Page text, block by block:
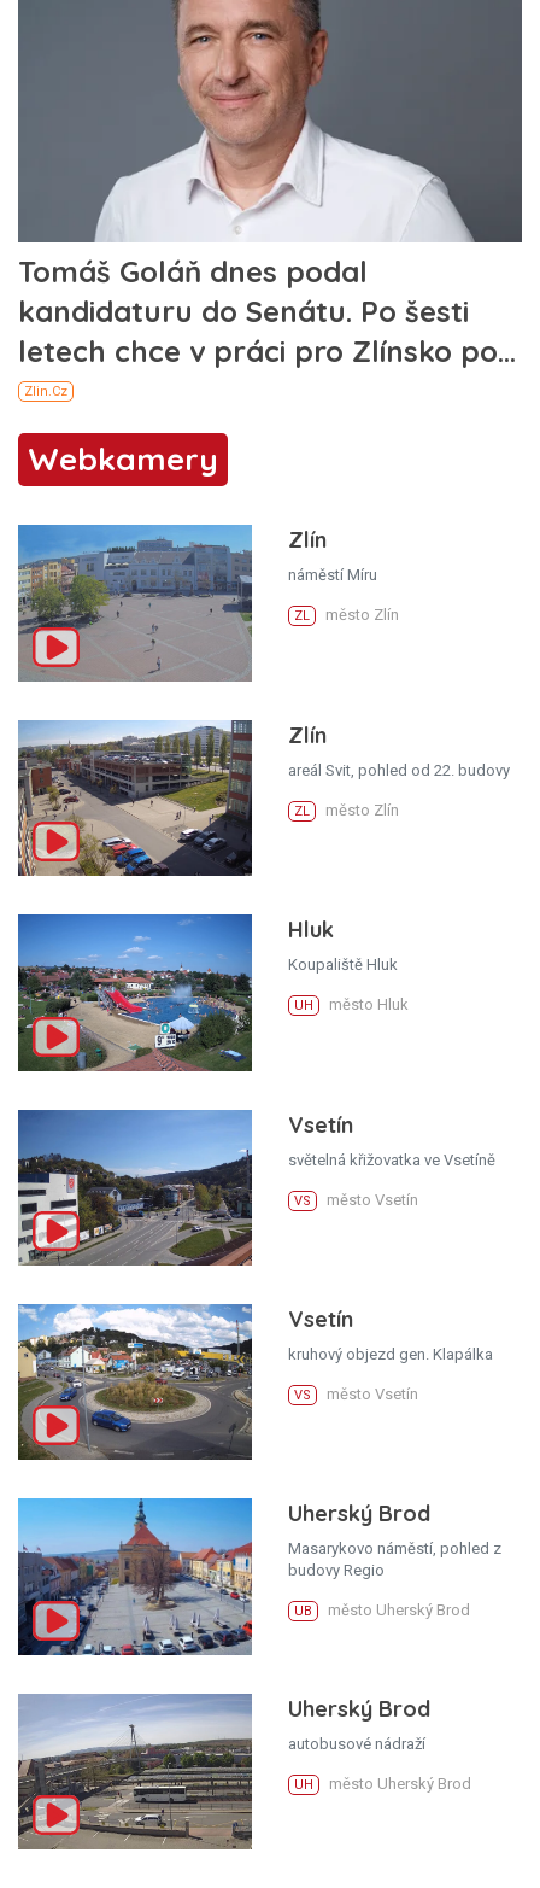
Webkamery
Zlín
náměstí Míru
ZL město Zlín
Zlín
areál Svit, pohled od 22. budovy
ZL město Zlín
Hluk
Koupaliště Hluk
UH město Hluk
Vsetín
světelná křižovatka ve Vsetíně
VS město Vsetín
Vsetín
kruhový objezd gen. Klapálka
VS město Vsetín
Uherský Brod
Masarykovo náměstí, pohled z
budovy Regio
UB město Uherský Brod
Uherský Brod
autobusové nádraží
UH město Uherský Brod